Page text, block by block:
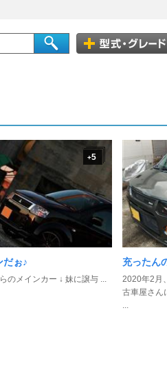
+5
だぉ♪
のメインカー ↓ 妹に譲与 ...
充ったん
2020年2月
古車屋さん
...